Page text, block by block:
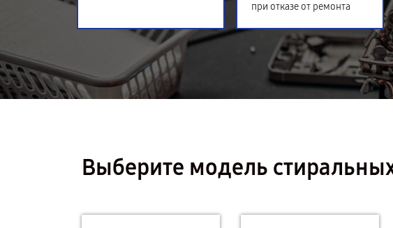
при отказе от ремонта
Выберите модель